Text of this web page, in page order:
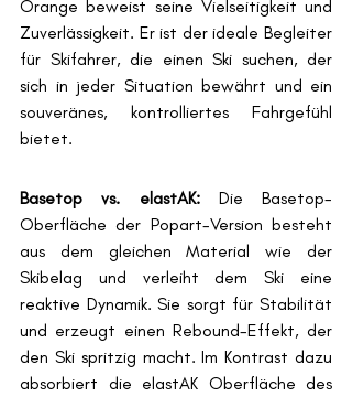
Orange beweist seine Vielseitigkeit und
Zuverlässigkeit. Er ist der ideale Begleiter
für Skifahrer, die einen Ski suchen, der
sich in jeder Situation bewährt und ein
souveränes, kontrolliertes Fahrgefühl
bietet.
Basetop vs. elastAK: Die Basetop-
Oberfläche der Popart-Version besteht
aus dem gleichen Material wie der
Skibelag und verleiht dem Ski eine
reaktive Dynamik. Sie sorgt für Stabilität
und erzeugt einen Rebound-Effekt, der
den Ski spritzig macht. Im Kontrast dazu
absorbiert die elastAK Oberfläche des